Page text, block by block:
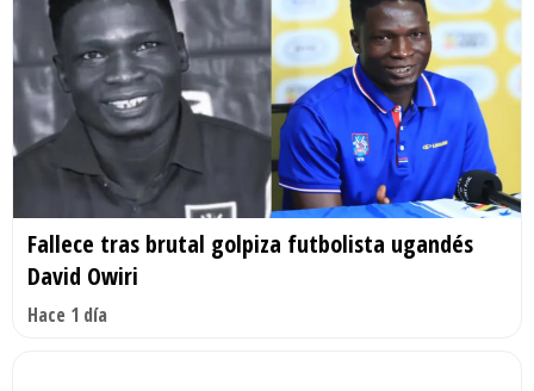
Fallece tras brutal golpiza futbolista ugandés
David Owiri
Hace 1 día